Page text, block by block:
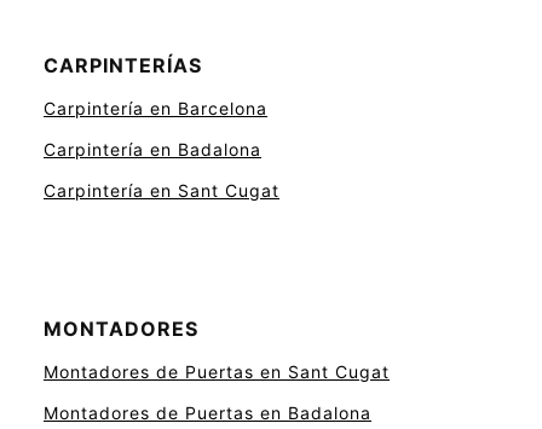
CARPINTERÍAS
Carpintería en Barcelona
Carpintería en Badalona
Carpintería en Sant Cugat
MONTADORES
Montadores de Puertas en Sant Cugat
Montadores de Puertas en Badalona